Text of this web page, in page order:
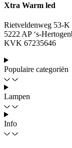
Xtra Warm led
Rietveldenweg 53-K
5222 AP ‘s-
KVK 67235646
Populaire categoriën
Lampen
Info